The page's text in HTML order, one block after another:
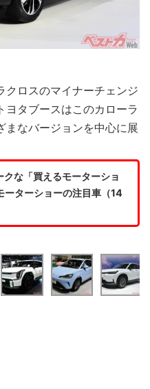
ロスのマイナーチェンジ
ヨタブースはこのカローラ
まなバージョンを中心に展
クな「買えるモーターショ
ターショーの注目車（14